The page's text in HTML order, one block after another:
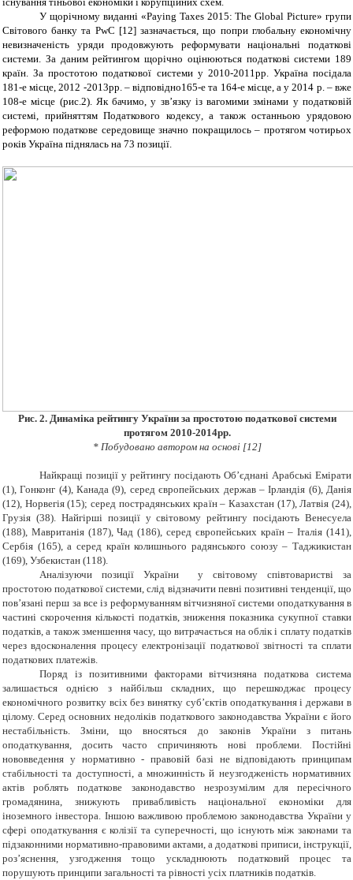
У щорічному виданні «Paying Taxes 2015: The Global Picture» групи
Світового банку та PwC [12]зазначається, що попри глобальну економічну
невизначеність уряди продовжують реформувати національні податкові
системи. За даним рейтингом щорічно оцінюються податкові системи 189
країн. За простотою податкової системи у 2010-2011рр. Україна посідала
181-е місце, 2012 -2013рр. – відповідно165-е та 164-е місце, а у 2014 р. – вже
108-е місце (рис.2). Як бачимо, у зв’язку із вагомими змінами у податковій
системі, прийняттям Податкового кодексу, а також останньою урядовою
реформою податкове середовище значно покращилось – протягом чотирьох
років Україна піднялась на 73 позиції.
Рис. 2. Динаміка рейтингу України за простотою податкової системи
протягом 2010-2014рр.
* Побудовано автором на основі [12]
Найкращі позиції у рейтингу посідають Об’єднані Арабські Емірати
(1), Гонконг (4), Канада (9), серед європейських держав – Ірландія (6), Данія
(12), Норвегія (15); серед пострадянських країн – Казахстан (17), Латвія (24),
Грузія (38). Найгірші позиції у світовому рейтингу посідають Венесуела
(188), Мавританія (187), Чад (186), серед європейських країн – Італія (141),
Сербія (165), а серед країн колишнього радянського союзу – Таджикистан
(169), Узбекистан (118).
Аналізуючи позиції України у світовому співтоваристві за
простотою податкової системи, слід відзначити певні позитивні тенденції, що
пов’язані перш за все із реформуванням вітчизняної системи оподаткування в
частині скорочення кількості податків, зниження показника сукупної ставки
податків, а також зменшення часу, що витрачається на облік і сплату податків
через вдосконалення процесу електронізації податкової звітності та сплати
податкових платежів.
Поряд із позитивними факторами вітчизняна податкова система
залишається однією з найбільш складних, що перешкоджає процесу
економічного розвитку всіх без винятку суб’єктів оподаткування і держави в
цілому. Серед основних недоліків податкового законодавства України є його
нестабільність. Зміни, що вносяться до законів України з питань
оподаткування, досить часто спричиняють нові проблеми. Постійні
нововведення у нормативно - правовій базі не відповідають принципам
стабільності та доступності, а множинність й неузгодженість нормативних
актів роблять податкове законодавство незрозумілим для пересічного
громадянина, знижують привабливість національної економіки для
іноземного інвестора. Іншою важливою проблемою законодавства України у
сфері оподаткування є колізії та суперечності, що існують між законами та
підзаконними нормативно-правовими актами, а додаткові приписи, інструкції,
роз’яснення, узгодження тощо ускладнюють податковий процес та
порушують принципи загальності та рівності усіх платників податків.